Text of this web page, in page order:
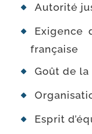
Autorité
Exigence
française
Goût de la
Esprit